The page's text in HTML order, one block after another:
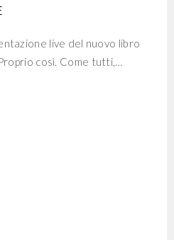
live del nuovo libro
così. Come tutti,…